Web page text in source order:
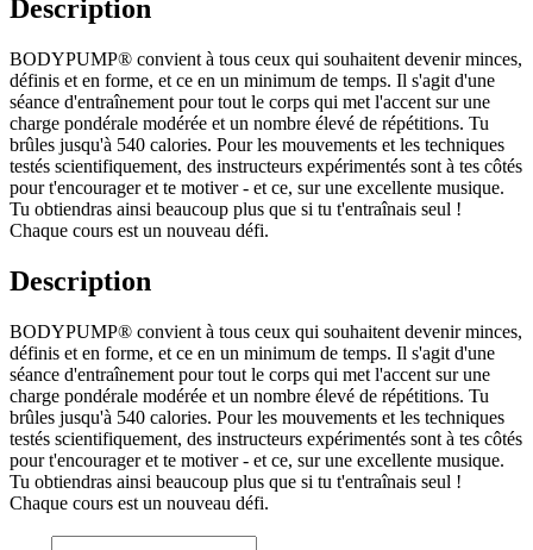
Description
BODYPUMP® convient à tous ceux qui souhaitent devenir minces,
définis et en forme, et ce en un minimum de temps. Il s'agit d'une
séance d'entraînement pour tout le corps qui met l'accent sur une
charge pondérale modérée et un nombre élevé de répétitions. Tu
brûles jusqu'à 540 calories. Pour les mouvements et les techniques
testés scientifiquement, des instructeurs expérimentés sont à tes côtés
pour t'encourager et te motiver - et ce, sur une excellente musique.
Tu obtiendras ainsi beaucoup plus que si tu t'entraînais seul !
Chaque cours est un nouveau défi.
Description
BODYPUMP® convient à tous ceux qui souhaitent devenir minces,
définis et en forme, et ce en un minimum de temps. Il s'agit d'une
séance d'entraînement pour tout le corps qui met l'accent sur une
charge pondérale modérée et un nombre élevé de répétitions. Tu
brûles jusqu'à 540 calories. Pour les mouvements et les techniques
testés scientifiquement, des instructeurs expérimentés sont à tes côtés
pour t'encourager et te motiver - et ce, sur une excellente musique.
Tu obtiendras ainsi beaucoup plus que si tu t'entraînais seul !
Chaque cours est un nouveau défi.